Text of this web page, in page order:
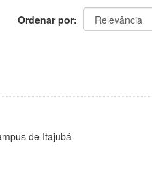
Ordenar por
de Itajubá